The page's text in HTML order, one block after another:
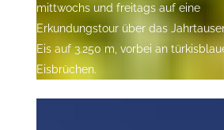
mittwochs und freitags auf eine
Erkundungstour über das
Eis auf 3.250 m, vorbei an
Eisbrüchen.